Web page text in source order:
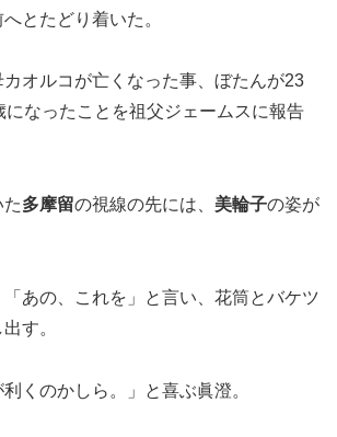
とたどり着いた。
オルコが亡くなった事、ぼたんが23
になったことを祖父ジェームスに報告
多摩留の視線の先には、 美輪子の姿が
あの、これを」と言い、花筒とバケツ
す。
利くのかしら。」と喜ぶ眞澄。